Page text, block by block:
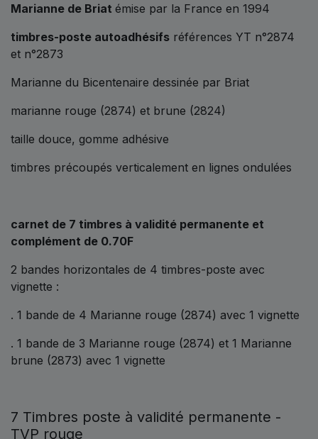
Marianne de Briat émise par la France en 1994
timbres-poste autoadhésifs références YT n°2874
et n°2873
Marianne du Bicentenaire dessinée par Briat
marianne rouge (2874) et brune (2824)
taille douce, gomme adhésive
timbres précoupés verticalement en lignes ondulées
carnet de 7 timbres à validité permanente et
complément de 0.70F
2 bandes horizontales de 4 timbres-poste avec
vignette :
. 1 bande de 4 Marianne rouge (2874) avec 1 vignette
. 1 bande de 3 Marianne rouge (2874) et 1 Marianne
brune (2873) avec 1 vignette
7 Timbres poste à validité permanente -
TVP rouge